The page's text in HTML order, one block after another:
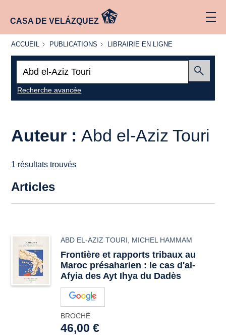
CASA DE VELÁZQUEZ
ACCUEIL
ACCUEIL PUBLICATIONS
PUBLICATIONS
LIBRAIRIE
LIBRAIRIE EN LIGNE
Recherche avancée
Auteur : Abd el-Aziz Touri
1 résultats trouvés
Articles
ABD EL-AZIZ TOURI MICHEL HAMMAM
Frontière et rapports tribaux au
Maroc présaharien : le cas d'al-
Afyia des Ayt Ihya du Dadès
BROCHÉ
46,00 €